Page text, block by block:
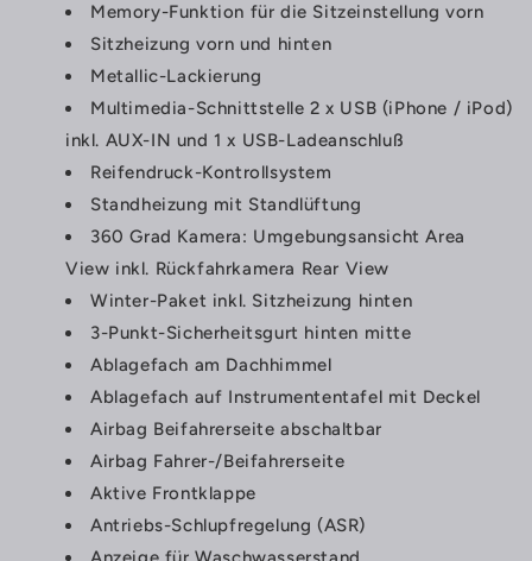
Memory-Funktion für die Sitzeinstellung vorn
Sitzheizung vorn und hinten
Metallic-Lackierung
Multimedia-Schnittstelle 2 x USB (iPhone / iPod)
inkl. AUX-IN und 1 x USB-Ladeanschluß
Reifendruck-Kontrollsystem
Standheizung mit Standlüftung
360 Grad Kamera: Umgebungsansicht Area
View inkl. Rückfahrkamera Rear View
Winter-Paket inkl. Sitzheizung hinten
3-Punkt-Sicherheitsgurt hinten mitte
Ablagefach am Dachhimmel
Ablagefach auf Instrumententafel mit Deckel
Airbag Beifahrerseite abschaltbar
Airbag Fahrer-/Beifahrerseite
Aktive Frontklappe
Antriebs-Schlupfregelung (ASR)